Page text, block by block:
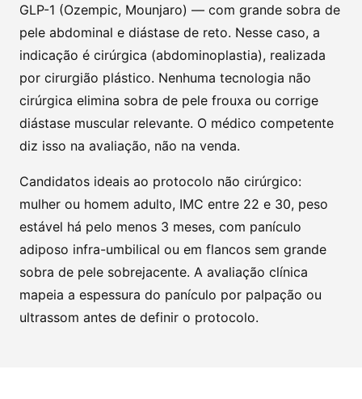
GLP-1 (Ozempic, Mounjaro) — com grande sobra de
pele abdominal e diástase de reto. Nesse caso, a
indicação é cirúrgica (abdominoplastia), realizada
por cirurgião plástico. Nenhuma tecnologia não
cirúrgica elimina sobra de pele frouxa ou corrige
diástase muscular relevante. O médico competente
diz isso na avaliação, não na venda.
Candidatos ideais ao protocolo não cirúrgico:
mulher ou homem adulto, IMC entre 22 e 30, peso
estável há pelo menos 3 meses, com panículo
adiposo infra-umbilical ou em flancos sem grande
sobra de pele sobrejacente. A avaliação clínica
mapeia a espessura do panículo por palpação ou
ultrassom antes de definir o protocolo.